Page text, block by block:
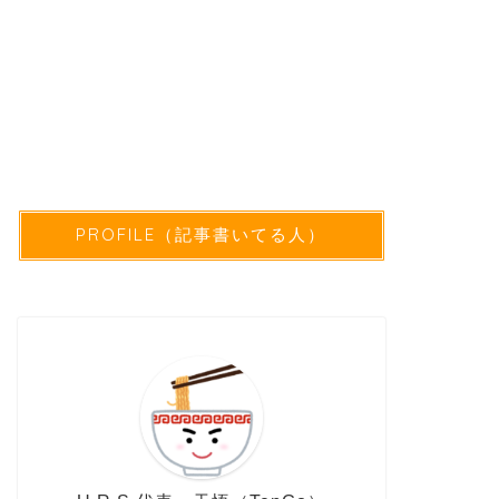
PROFILE（記事書いてる人）